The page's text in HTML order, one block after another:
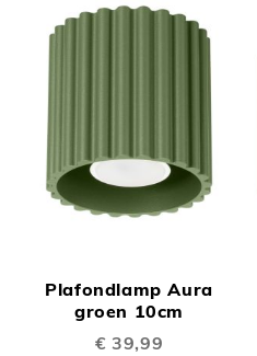
Plafondlamp Aura
groen 10cm
€ 39,99